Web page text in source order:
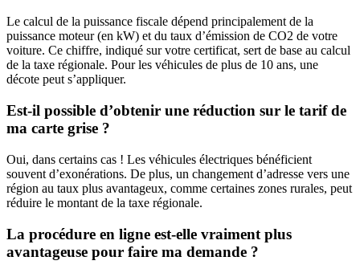
Le calcul de la puissance fiscale dépend principalement de la
puissance moteur (en kW) et du taux d’émission de CO2 de votre
voiture. Ce chiffre, indiqué sur votre certificat, sert de base au calcul
de la taxe régionale. Pour les véhicules de plus de 10 ans, une
décote peut s’appliquer.
Est-il possible d’obtenir une réduction sur le tarif de
ma carte grise ?
Oui, dans certains cas ! Les véhicules électriques bénéficient
souvent d’exonérations. De plus, un changement d’adresse vers une
région au taux plus avantageux, comme certaines zones rurales, peut
réduire le montant de la taxe régionale.
La procédure en ligne est-elle vraiment plus
avantageuse pour faire ma demande ?